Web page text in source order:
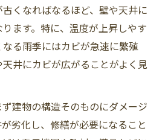
くなればなるほど、壁や天井に
ます。特に、温度が上昇しやす
る雨季にはカビが急速に繁殖
井にカビが広がることがよく見
建物の構造そのものにダメージ
劣化し、修繕が必要になること